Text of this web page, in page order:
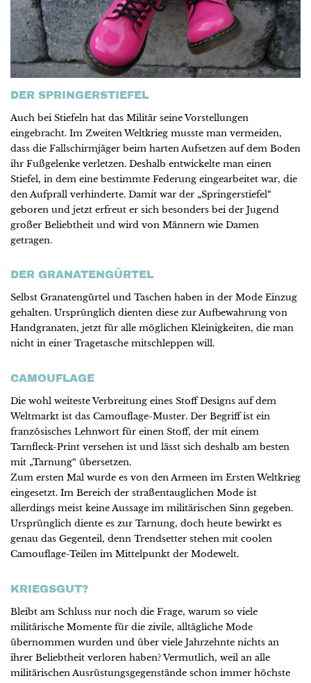
DER SPRINGERSTIEFEL
Auch bei Stiefeln hat das Militär seine Vorstellungen
eingebracht. Im Zweiten Weltkrieg musste man vermeiden,
dass die Fallschirmjäger beim harten Aufsetzen auf dem Boden
ihr Fußgelenke verletzen. Deshalb entwickelte man einen
Stiefel, in dem eine bestimmte Federung eingearbeitet war, die
den Aufprall verhinderte. Damit war der „Springerstiefel“
geboren und jetzt erfreut er sich besonders bei der Jugend
großer Beliebtheit und wird von Männern wie Damen
getragen.
DER GRANATENGÜRTEL
Selbst Granatengürtel und Taschen haben in der Mode Einzug
gehalten. Ursprünglich dienten diese zur Aufbewahrung von
Handgranaten, jetzt für alle möglichen Kleinigkeiten, die man
nicht in einer Tragetasche mitschleppen will.
CAMOUFLAGE
Die wohl weiteste Verbreitung eines Stoff Designs auf dem
Weltmarkt ist das Camouflage-Muster. Der Begriff ist ein
französisches Lehnwort für einen Stoff, der mit einem
Tarnfleck-Print versehen ist und lässt sich deshalb am besten
mit „Tarnung“ übersetzen.
Zum ersten Mal wurde es von den Armeen im Ersten Weltkrieg
eingesetzt. Im Bereich der straßentauglichen Mode ist
allerdings meist keine Aussage im militärischen Sinn gegeben.
Ursprünglich diente es zur Tarnung, doch heute bewirkt es
genau das Gegenteil, denn Trendsetter stehen mit coolen
Camouflage-Teilen im Mittelpunkt der Modewelt.
KRIEGSGUT?
Bleibt am Schluss nur noch die Frage, warum so viele
militärische Momente für die zivile, alltägliche Mode
übernommen wurden und über viele Jahrzehnte nichts an
ihrer Beliebtheit verloren haben? Vermutlich, weil an alle
militärischen Ausrüstungsgegenstände schon immer höchste